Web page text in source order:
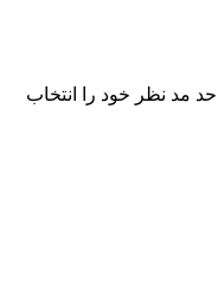
مد نظر خود را انتخاب